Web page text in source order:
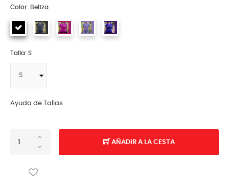
Color: Beltza
Talla: S
Ayuda de Tallas
AÑADIR A LA CESTA